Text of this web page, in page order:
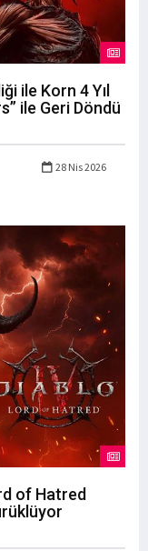
ile Korn 4 Yıl
ile Geri Döndü
28 Nis 2026
of Hatred